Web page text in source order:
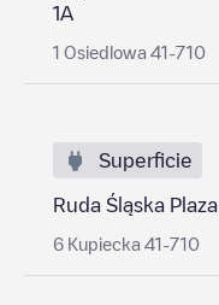
1A
1 Osiedlowa 41-710
Superficie
Ruda Śląska Plaza
6 Kupiecka 41-710